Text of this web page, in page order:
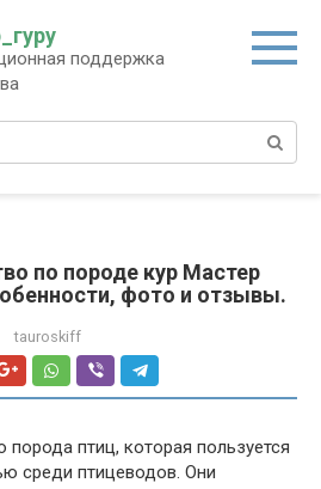
поддержка
по породе кур Мастер
фото и отзывы.
tauroskiff
порода птиц, которая пользуется
среди птицеводов. Они